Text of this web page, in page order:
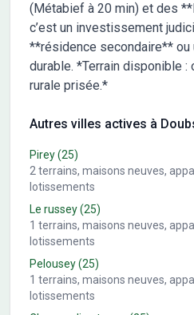
(Métabief à 20 min) et des
c’est un investissement
**résidence secondaire** ou
durable. *Terrain disponible :
rurale prisée.*
Autres villes actives à
Pirey(25)
2terrains, maisons neuves,
lotissements
Le russey(25)
1 terrains, maisons neuves,
lotissements
Pelousey(25)
1 terrains, maisons neuves,
lotissements